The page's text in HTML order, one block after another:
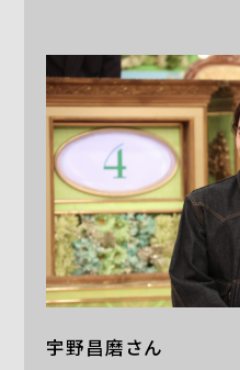
宇野昌磨さん